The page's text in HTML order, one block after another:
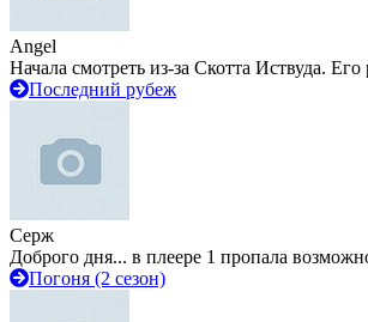
Angel
Начала смотреть из-за Скотта Иствуда.
Последний рубеж
Серж
Доброго дня... в плеере 1 пропала
Погоня (2 сезон)